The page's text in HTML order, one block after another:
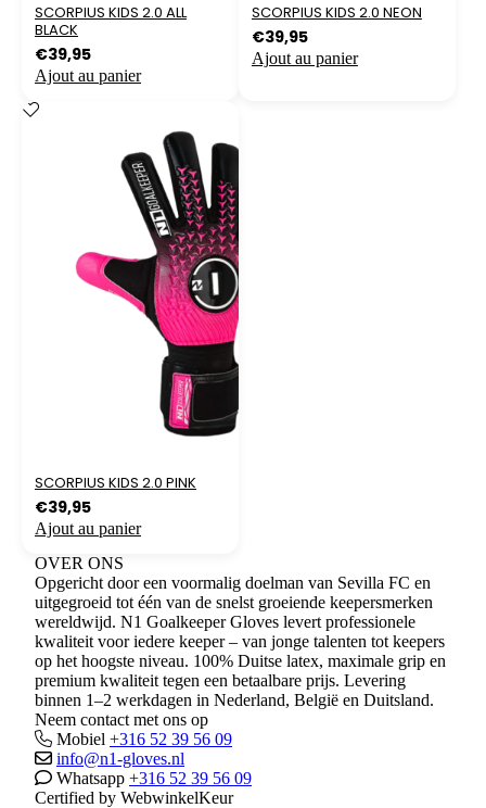
SCORPIUS KIDS 2.0 ALL
BLACK
€39,95
Ajout au panier
SCORPIUS KIDS 2.0 NEON
€39,95
Ajout au panier
SCORPIUS KIDS 2.0 PINK
€39,95
Ajout au panier
OVER ONS
Opgericht door een voormalig doelman van Sevilla FC en
uitgegroeid tot één van de snelst groeiende keepersmerken
wereldwijd. N1 Goalkeeper Gloves levert professionele
kwaliteit voor iedere keeper – van jonge talenten tot keepers
op het hoogste niveau. 100% Duitse latex, maximale grip en
premium kwaliteit tegen een betaalbare prijs. Levering
binnen 1–2 werkdagen in Nederland, België en Duitsland.
Neem contact met ons op
Mobiel +316 52 39 56 09
info@n1-gloves.nl
Whatsapp +316 52 39 56 09
Certified by WebwinkelKeur